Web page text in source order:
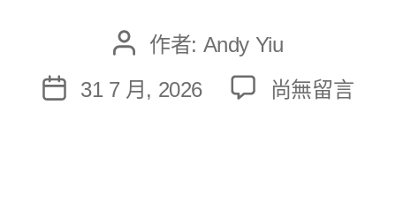
文
章
作者: Andy Yiu
文
31 7 月, 2026
在
尚無留言